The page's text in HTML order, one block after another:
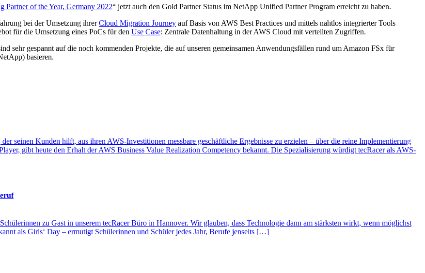
Partner of the Year, Germany 2022“ jetzt auch den Gold Partner Status im NetApp Unified Partner Program erreicht zu haben.
bei der Umsetzung ihrerCloud Migration Journey auf Basis von AWS Best Practices und mittels nahtlos integrierter Tools
für die Umsetzung eines PoCs für den Use Case: Zentrale Datenhaltung in der AWS Cloud mit verteilten Zugriffen.
sehr gespannt auf die noch kommenden Projekte, die auf unseren gemeinsamen Anwendungsfällen rund um Amazon FSx für
basieren.
seinen Kunden hilft, aus ihren AWS-Investitionen messbare geschäftliche Ergebnisse zu erzielen – über die reine Implementierung
gibt heute den Erhalt der AWS Business Value Realization Competency bekannt. Die Spezialisierung würdigt tecRacer als AWS-
zu Gast in unserem tecRacer Büro in Hannover. Wir glauben, dass Technologie dann am stärksten wirkt, wenn möglichst
als Girls‘ Day – ermutigt Schülerinnen und Schüler jedes Jahr, Berufe jenseits […]